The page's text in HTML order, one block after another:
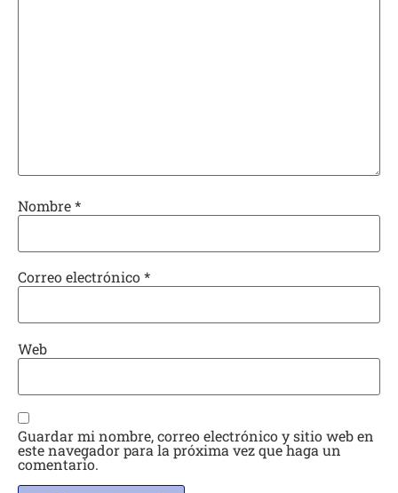
Nombre*
Correo electrónico*
Web
Guardar mi nombre, correo electrónico y sitio web en
este navegador para la próxima vez que haga un
comentario.